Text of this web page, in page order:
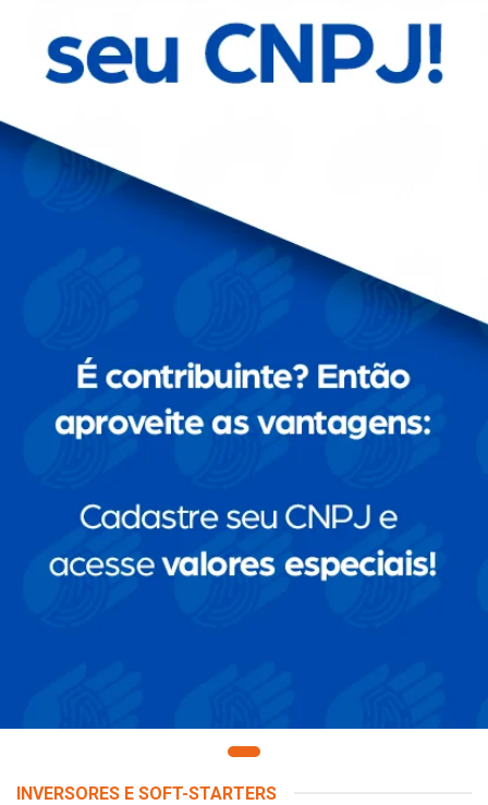
INVERSORES E SOFT-STARTERS